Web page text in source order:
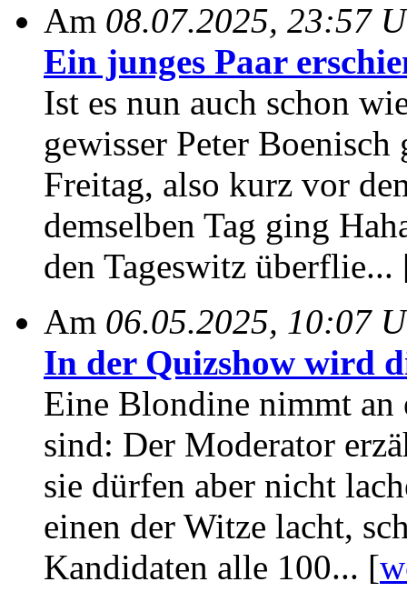
Am 08.07.2025, 23:57
Ein junges Paar
Ist es nun auch schon
gewisser Peter Boenisch
Freitag, also kurz vor
demselben Tag ging
den Tageswitz überflie...
Am 06.05.2025, 10:07
In der Quizshow wird
Eine Blondine nimmt
sind: Der Moderator
sie dürfen aber nicht
einen der Witze lacht,
Kandidaten alle 100... [